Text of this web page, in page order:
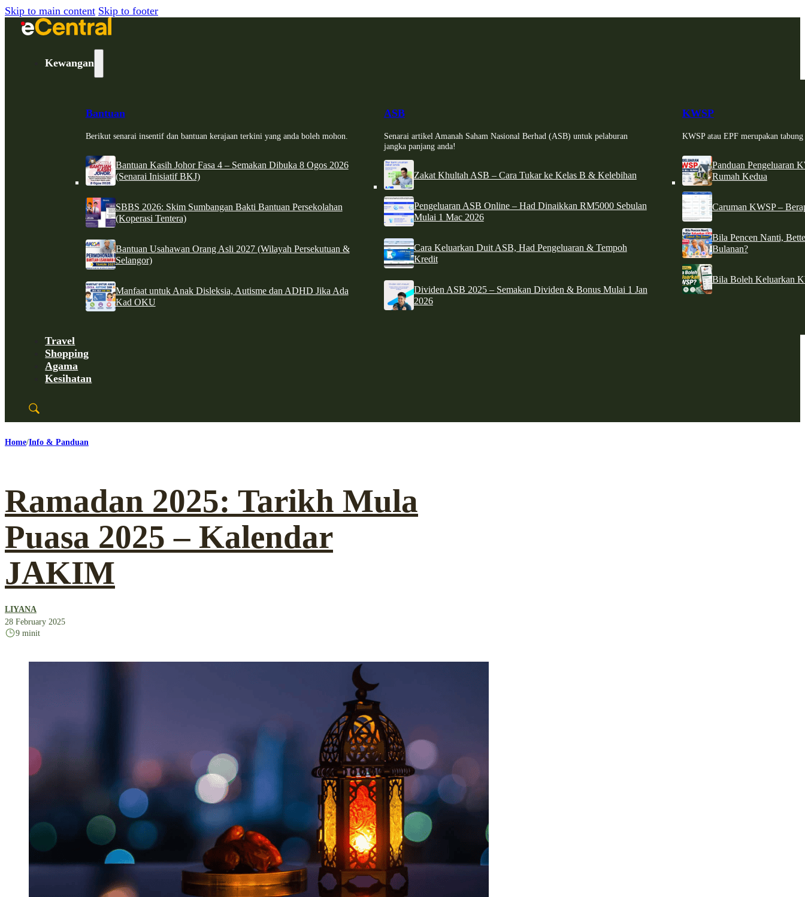
Skip to main content Skip to footer
Kewangan
Bantuan
Berikut senarai insentif dan bantuan kerajaan terkini yang anda boleh mohon.
Bantuan Kasih Johor Fasa 4 – Semakan Dibuka 8 Ogos 2026
(Senarai Inisiatif BKJ)
SBBS 2026: Skim Sumbangan Bakti Bantuan Persekolahan
(Koperasi Tentera)
Bantuan Usahawan Orang Asli 2027 (Wilayah Persekutuan &
Selangor)
Manfaat untuk Anak Disleksia, Autisme dan ADHD Jika Ada
Kad OKU
ASB
Senarai artikel Amanah Saham Nasional Berhad (ASB) untuk pelaburan
jangka panjang anda!
Zakat Khultah ASB – Cara Tukar ke Kelas B & Kelebihan
Pengeluaran ASB Online – Had Dinaikkan RM5000 Sebulan
Mulai 1 Mac 2026
Cara Keluarkan Duit ASB, Had Pengeluaran & Tempoh
Kredit
Dividen ASB 2025 – Semakan Dividen & Bonus Mulai 1 Jan
2026
KWSP
KWSP atau EPF merupakan
Panduan Pengeluaran
Rumah Kedua
Caruman KWSP –
Bila Pencen Nanti,
Bulanan?
Bila Boleh Keluarkan
Travel
Shopping
Agama
Kesihatan
Home Info & Panduan
Ramadan 2025: Tarikh Mula
Puasa 2025 – Kalendar
JAKIM
LIYANA
28 February 2025
9 minit